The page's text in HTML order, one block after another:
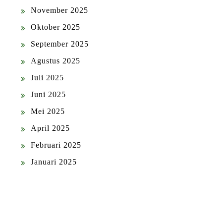
November 2025
Oktober 2025
September 2025
Agustus 2025
Juli 2025
Juni 2025
Mei 2025
April 2025
Februari 2025
Januari 2025